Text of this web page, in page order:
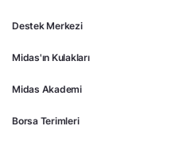
Destek Merkezi
Midas'ın Kulakları
Midas Akademi
Borsa Terimleri